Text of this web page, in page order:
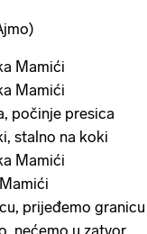
Mamići
Mamići
počinje presica
stalno na koki
Mamići
prijeđemo granicu